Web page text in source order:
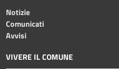
Notizie
Comunicati
Avvisi
VIVERE IL COMUNE